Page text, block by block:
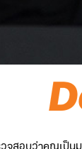
จสอบว่าคุณเป็น